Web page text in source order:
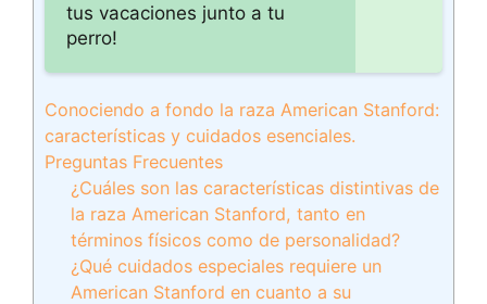
tus vacaciones junto a tu
perro!
Conociendo a fondo la raza American Stanford:
características y cuidados esenciales.
Preguntas Frecuentes
¿Cuáles son las características distintivas de
la raza American Stanford, tanto en
términos físicos como de personalidad?
¿Qué cuidados especiales requiere un
American Stanford en cuanto a su